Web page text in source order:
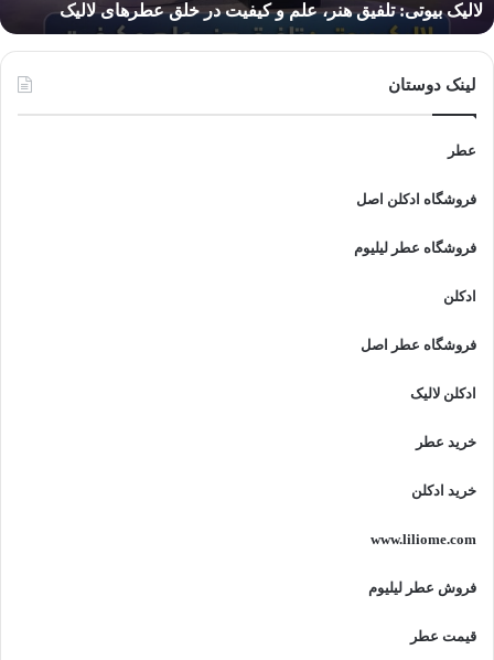
خلق عطرهای لالیک آیا استفاده از عطر برای کودکان
لینک دوستان
عطر
فروشگاه ادکلن اصل
فروشگاه عطر لیلیوم
ادکلن
فروشگاه عطر اصل
ادکلن لالیک
خرید عطر
خرید ادکلن
www.liliome.com
فروش عطر لیلیوم
قیمت عطر